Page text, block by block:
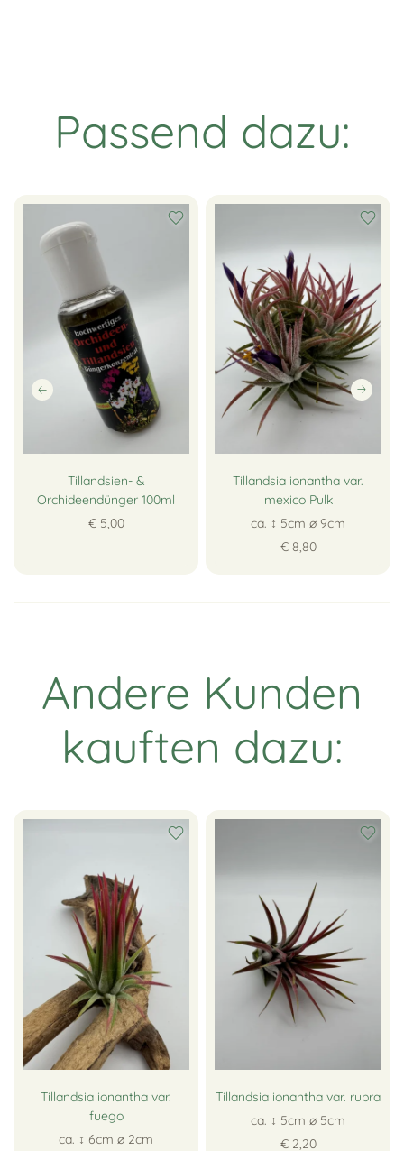
Passend dazu:
Tillandsien- &
Orchideendünger 100ml
€ 5,00
Tillandsia ionantha var.
mexico Pulk
ca. ↕ 5cm ∅ 9cm
€ 8,80
Andere Kunden
kauften dazu:
Tillandsia ionantha var.
fuego
ca. ↕ 6cm ∅ 2cm
Tillandsia ionantha var. rubra
ca. ↕ 5cm ∅ 5cm
€ 2,20